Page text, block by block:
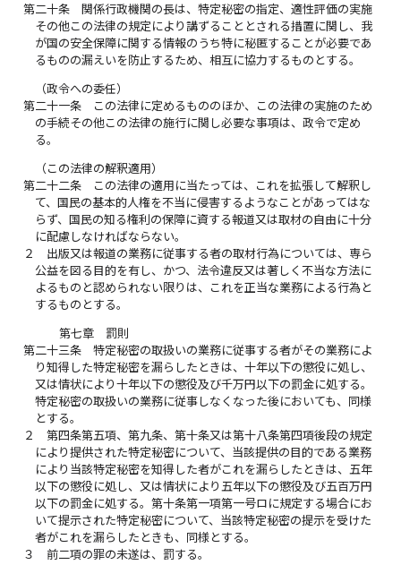
第二十条
関係行政機関の長は、特定秘密の指定、適性評価の実施
その他この法律の規定により講ずることとされる措置に関し、我
が国の安全保障に関する情報のうち特に秘匿することが必要であ
るものの漏えいを防止するため、相互に協力するものとする。
（政令への委任）
第二十一条
この法律に定めるもののほか、この法律の実施のため
の手続その他この法律の施行に関し必要な事項は、政令で定め
る。
（この法律の解釈適用）
第二十二条
この法律の適用に当たっては、これを拡張して解釈し
て、国民の基本的人権を不当に侵害するようなことがあってはな
らず、国民の知る権利の保障に資する報道又は取材の自由に十分
に配慮しなければならない。
２
出版又は報道の業務に従事する者の取材行為については、専ら
公益を図る目的を有し、かつ、法令違反又は著しく不当な方法に
よるものと認められない限りは、これを正当な業務による行為と
するものとする。
第七章 罰則
第二十三条
特定秘密の取扱いの業務に従事する者がその業務によ
り知得した特定秘密を漏らしたときは、十年以下の懲役に処し、
又は情状により十年以下の懲役及び千万円以下の罰金に処する。
特定秘密の取扱いの業務に従事しなくなった後においても、同様
とする。
２
第四条第五項、第九条、第十条又は第十八条第四項後段の規定
により提供された特定秘密について、当該提供の目的である業務
により当該特定秘密を知得した者がこれを漏らしたときは、五年
以下の懲役に処し、又は情状により五年以下の懲役及び五百万円
以下の罰金に処する。第十条第一項第一号ロに規定する場合にお
いて提示された特定秘密について、当該特定秘密の提示を受けた
者がこれを漏らしたときも、同様とする。
３
前二項の罪の未遂は、罰する。